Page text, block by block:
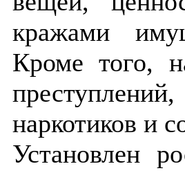
кражами
Кроме того,
наркотиков и
Установлен